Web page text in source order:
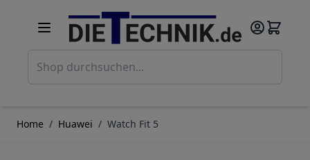
Home / Huawei / Watch Fit 5